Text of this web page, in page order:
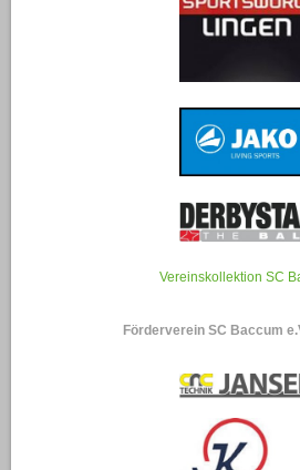
Vereinskollektion SC
Förderverein SC Baccum